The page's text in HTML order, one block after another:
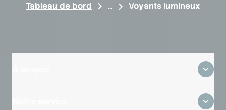
Tableau de bord
Voyants lumineux